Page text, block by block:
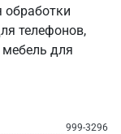
обработки
телефонов,
для
999-3296